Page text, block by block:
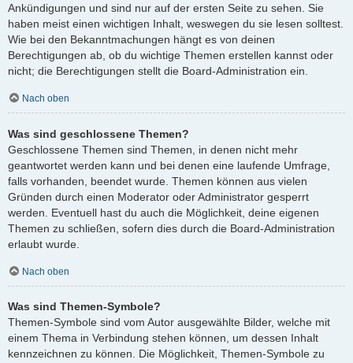
Ankündigungen und sind nur auf der ersten Seite zu sehen. Sie
haben meist einen wichtigen Inhalt, weswegen du sie lesen solltest.
Wie bei den Bekanntmachungen hängt es von deinen
Berechtigungen ab, ob du wichtige Themen erstellen kannst oder
nicht; die Berechtigungen stellt die Board-Administration ein.
Nach oben
Was sind geschlossene Themen?
Geschlossene Themen sind Themen, in denen nicht mehr
geantwortet werden kann und bei denen eine laufende Umfrage,
falls vorhanden, beendet wurde. Themen können aus vielen
Gründen durch einen Moderator oder Administrator gesperrt
werden. Eventuell hast du auch die Möglichkeit, deine eigenen
Themen zu schließen, sofern dies durch die Board-Administration
erlaubt wurde.
Nach oben
Was sind Themen-Symbole?
Themen-Symbole sind vom Autor ausgewählte Bilder, welche mit
einem Thema in Verbindung stehen können, um dessen Inhalt
kennzeichnen zu können. Die Möglichkeit, Themen-Symbole zu